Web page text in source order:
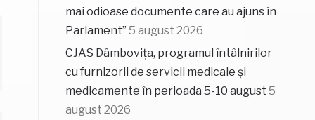
mai odioase documente care au ajuns în
Parlament” 5 august 2026
CJAS Dâmbovița, programul întâlnirilor
cu furnizorii de servicii medicale și
medicamente în perioada 5-10 august 5
august 2026